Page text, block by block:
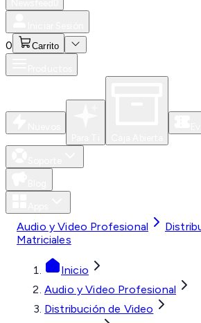
0 Carrito
Audio y Video Profesional
Matriciales
Inicio
Audio y Video Profesional
Distribución de Video